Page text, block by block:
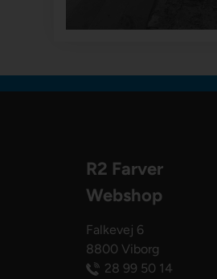
R2 Farver
Webshop
Falkevej 6
8800 Viborg
28 99 50 14